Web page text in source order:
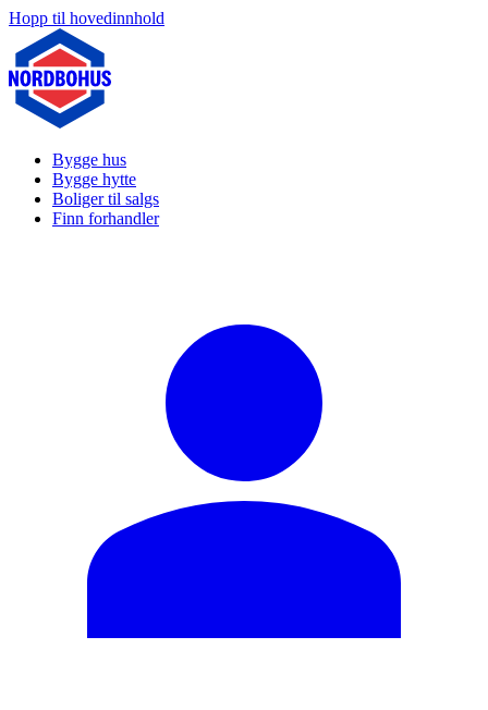
Hopp til hovedinnhold
Bygge hus
Bygge hytte
Boliger til salgs
Finn forhandler